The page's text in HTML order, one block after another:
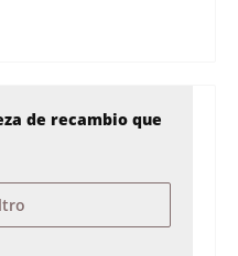
de recambio que